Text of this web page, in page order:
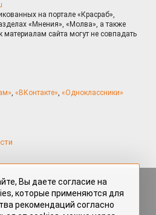
на портале «Красраб»,
«Мнения», «Молва», а также
материалам сайта могут не совпадать
, «ВКонтакте», «Одноклассники»
материалы, размещённые на портале
редакции, нештатными авторами
авторского права. Полное или
Вы даете согласие на
которые применяются для
рекомендаций согласно